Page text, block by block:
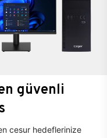
güvenli
cesur hedeflerinize